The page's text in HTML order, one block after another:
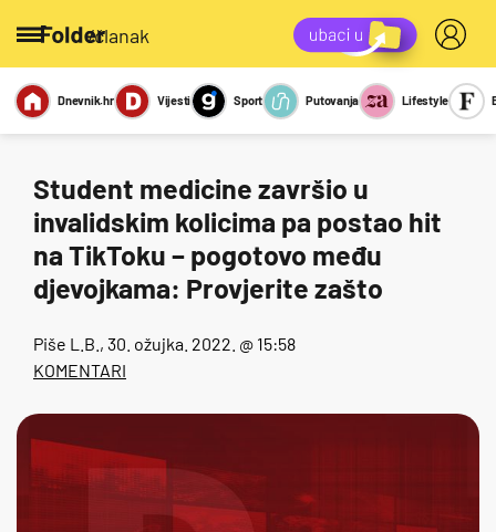
/članak
Miks Kviz
Report
Dnevnik.hr Vijesti Sport Putovanja Lifestyle
Student medicine završio u
invalidskim kolicima pa postao hit
na TikToku – pogotovo među
djevojkama: Provjerite zašto
Piše L.B. , 30. ožujka. 2022. @ 15:58
KOMENTARI